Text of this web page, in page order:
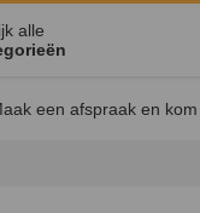
alle
een afspraak en kom